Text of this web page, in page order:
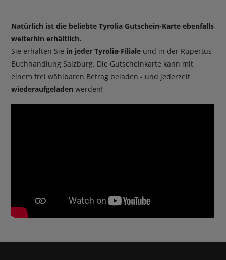
Natürlich ist die beliebte Tyrolia Gutschein-Karte ebenfalls
weiterhin erhältlich.
Sie erhalten Sie in jeder Tyrolia-Filiale und in der Rupertus
Buchhandlung Salzburg. Die Gutscheinkarte kann mit
einem frei wählbaren Betrag beladen - und jederzeit
wiederaufgeladen werden!